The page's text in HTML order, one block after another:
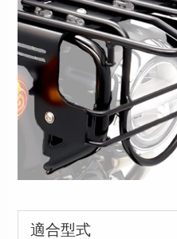
適合型式